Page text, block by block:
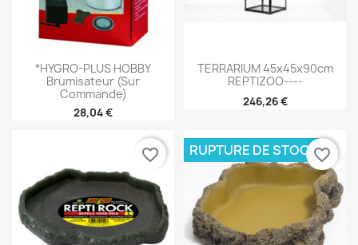
*HYGRO-PLUS HOBBY
Brumisateur (sur
Commande)
28,04 €
TERRARIUM 45x45x90cm
REPTIZOO----
246,26 €
favorite_border RUPTURE DE STOCKfavorite_border